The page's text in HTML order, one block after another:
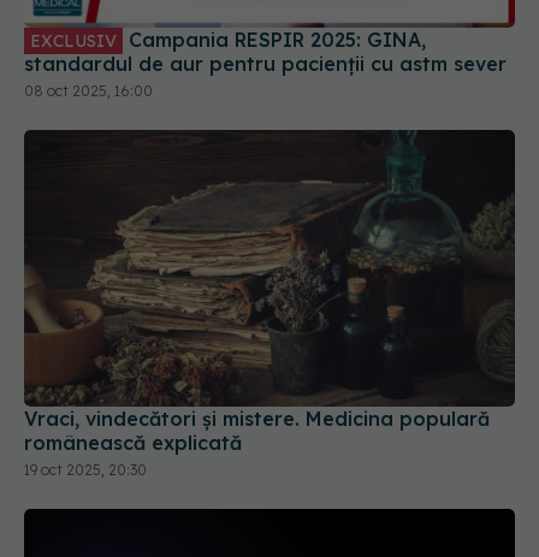
EXCLUSIV
standardul de aur pentru pacienții cu astm sever
08 oct 2025, 16:00
Vraci, vindecători și mistere. Medicina populară
românească explicată
19 oct 2025, 20:30